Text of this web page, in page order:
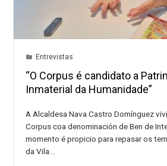
Entrevistas
“O Corpus é candidato a
Inmaterial da Humanidade”
A Alcaldesa Nava Castro Domínguez
Corpus coa denominación de Ben de
momento é propicio para repasar os
da Vila…